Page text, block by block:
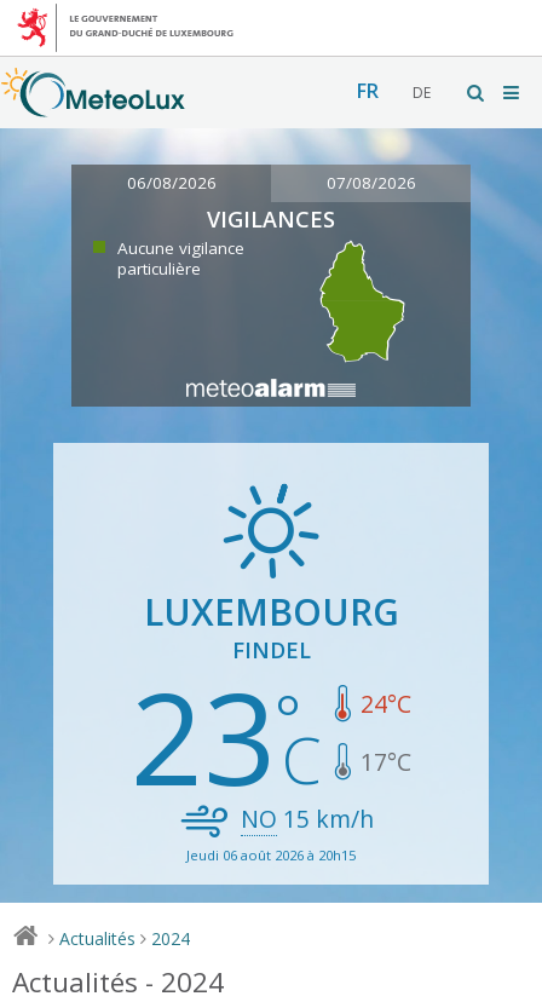
FR DE
06/08/2026 07/08/2026
VIGILANCES
Aucune vigilance
particulière
LUXEMBOURG
FINDEL
23 24°C
17°C
NO 15 km/h
Jeudi 06 août 2026 à 20h15
> Actualités > 2024
Actualités - 2024